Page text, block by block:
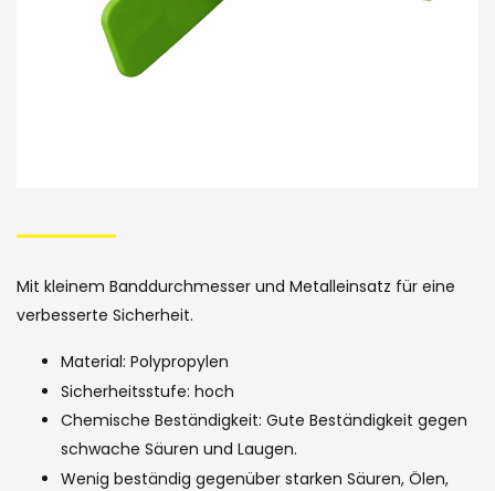
to
the
beginning
of
the
images
gallery
Mit kleinem Banddurchmesser und Metalleinsatz für eine
verbesserte Sicherheit.
Material: Polypropylen
Sicherheitsstufe: hoch
Chemische Beständigkeit: Gute Beständigkeit gegen
schwache Säuren und Laugen.
Wenig beständig gegenüber starken Säuren, Ölen,